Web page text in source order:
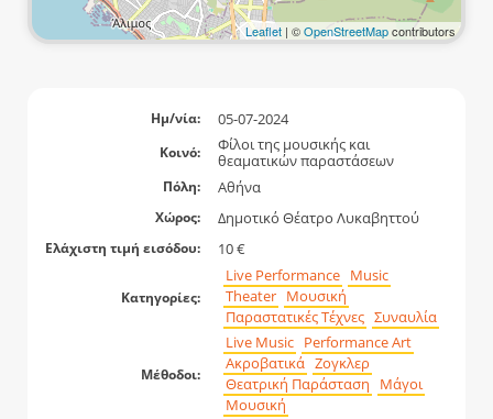
Leaflet | ©OpenStreetMapcontributors
Ημ/νία: 05-07-2024
Κοινό:
Φίλοι της μουσικής και
θεαματικών παραστάσεων
Πόλη: Αθήνα
Χώρος: Δημοτικό Θέατρο Λυκαβηττού
Ελάχιστη τιμή εισόδου: 10 €
Κατηγορίες:
Live Performance Music
Theater Μουσική
Παραστατικές Τέχνες Συναυλία
Μέθοδοι:
Live Music Performance Art
Ακροβατικά Ζογκλερ
Θεατρική Παράσταση
Μάγοι
Μουσική